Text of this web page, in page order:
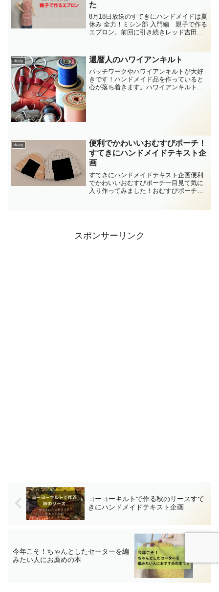
た
8月18日放送のすてきにハンドメイドは夏
休み 全力！ミシン部 入門編 親子で作る
エプロン。前回に引き続きレッド吉田さ
でなくても、講師のかわいきみこさんが
丁寧にわかりやす...
diary 還暦人のハワイアンキルト
パッチワークやハワイアンキルトが大好
きです！ハンドメイド品を作っていると
心が落ち着きます。ハワイアンキルトの
diary
便利でかわいいおむすびポーチ！
すてきにハンドメイドテキスト企
画
すてきにハンドメイドテキスト企画便利
でかわいいおむすびポーチ一目見て気に
入り作ってみました！おむすびポーチの
スポンサーリンク
ヨーヨーキルトで作る秋のリースすて
きにハンドメイドテキスト企画
今年こそ！ちゃんとしたセーターを編
みたい人にお薦めの本